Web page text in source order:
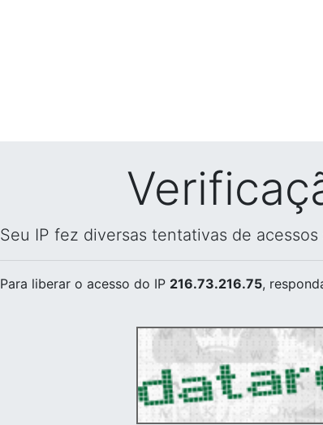
Seu IP fez diversas tentativas de
Para liberar o acesso do IP 216.73.216.75,